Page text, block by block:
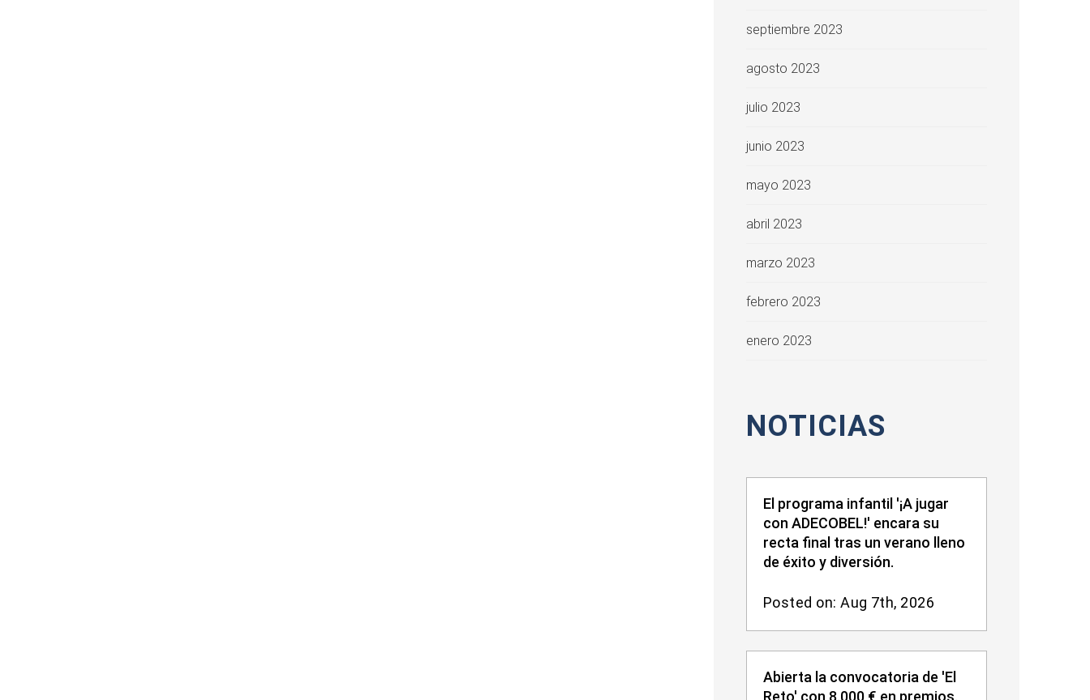
septiembre 2023
agosto 2023
julio 2023
junio 2023
mayo 2023
abril 2023
marzo 2023
febrero 2023
enero 2023
NOTICIAS
El programa infantil '¡A jugar
con ADECOBEL!' encara su
recta final tras un verano lleno
de éxito y diversión.
Posted on: Aug 7th, 2026
Abierta la convocatoria de 'El